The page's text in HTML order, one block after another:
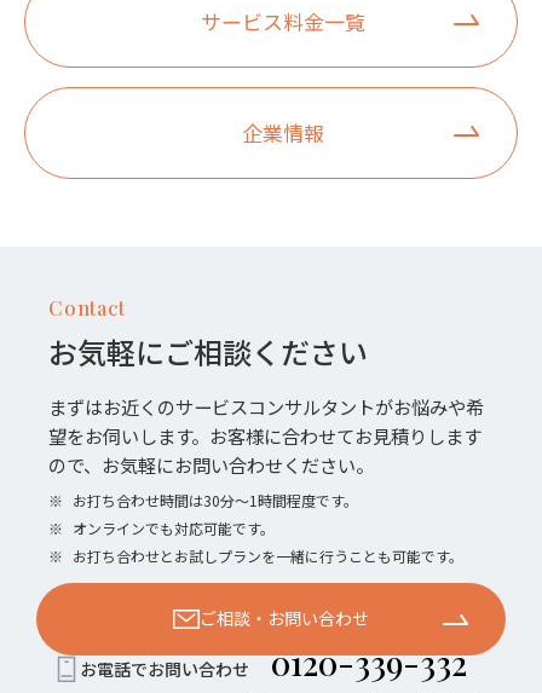
サービス料金一覧
企業情報
Contact
お気軽にご相談ください
まずはお近くのサービスコンサルタントがお悩みや希
望をお伺いします。お客様に合わせてお見積りします
ので、お気軽にお問い合わせください。
※ お打ち合わせ時間は30分〜1時間程度です。
※ オンラインでも対応可能です。
※ お打ち合わせとお試しプランを一緒に行うことも可能です。
ご相談・お問い合わせ
お電話でお問い合わせ 0120-339-332